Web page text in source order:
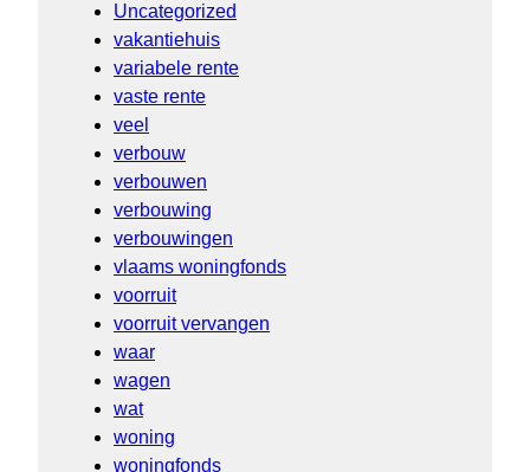
Uncategorized
vakantiehuis
variabele rente
vaste rente
veel
verbouw
verbouwen
verbouwing
verbouwingen
vlaams woningfonds
voorruit
voorruit vervangen
waar
wagen
wat
woning
woningfonds